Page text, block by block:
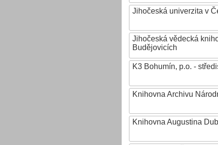
Jihočeská univerzita v
Jihočeská vědecká
Budějovicích
K3 Bohumín, p.o. -
Knihovna Archivu
Knihovna Augustina